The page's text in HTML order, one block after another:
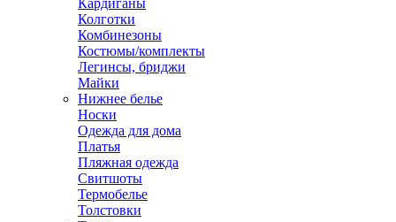
Кардиганы
Колготки
Комбинезоны
Костюмы/комплекты
Легинсы, бриджи
Майки
Нижнее белье
Носки
Одежда для дома
Платья
Пляжная одежда
Свитшоты
Термобелье
Толстовки